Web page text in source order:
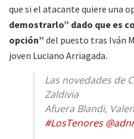
que si el atacante quiere una
demostrarlo” dado que es
opción” del puesto tras Iván
joven Luciano Arriagada.
Las novedades de
Zaldivia
Afuera Blandi,
#LosTenores